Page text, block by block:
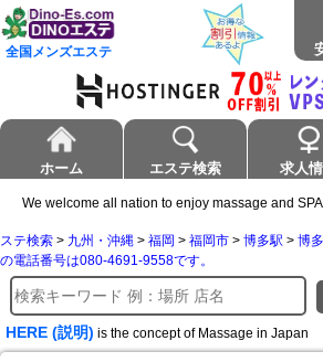
全国メンズエステ
ホーム エステ検索 求人
We welcome all nation to enjoy massage and
ステ検索 > 九州・沖縄 > 福岡 > 福岡市 > 博多駅 > 博
の電話番号は080-4691-9558です。
HERE (説明) is the concept of Massage in Japan